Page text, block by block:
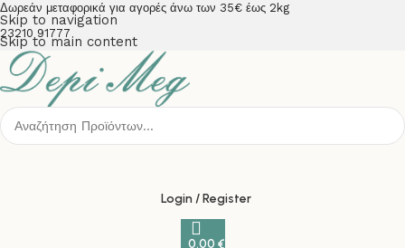
Skip to navigation
Skip to main content
Δωρεάν μεταφορικά για αγορές άνω των 35€ έως 2kg
23210 91777
Login / Register
0.00 €